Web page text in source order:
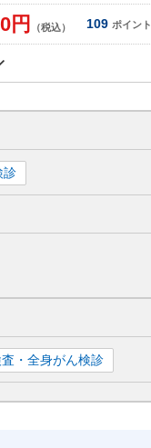
円 （税込） 109 ポイント
診
・全身がん検診